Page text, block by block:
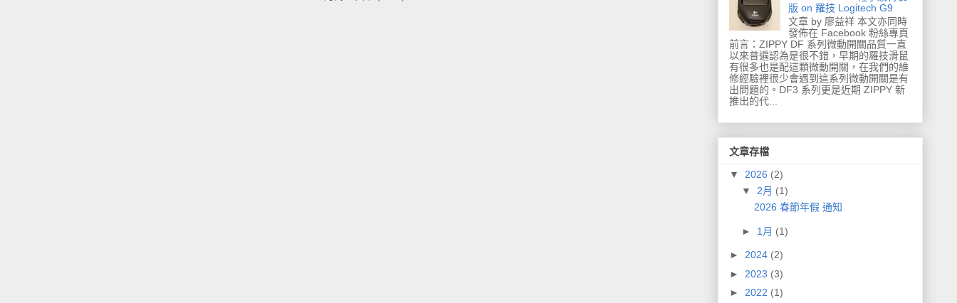
版 on 羅技 Logitech G9
文章 by 廖益祥 本文亦同時
發佈在 Facebook 粉絲專頁
前言：ZIPPY DF 系列微動開關品質一直
以來普遍認為是很不錯，早期的羅技滑鼠
有很多也是配這顆微動開關，在我們的維
修經驗裡很少會遇到這系列微動開關是有
出問題的。DF3 系列更是近期 ZIPPY 新
推出的代...
文章存檔
▼ 2026 (2)
▼ 2月 (1)
2026 春節年假 通知
► 1月 (1)
► 2024 (2)
► 2023 (3)
► 2022 (1)